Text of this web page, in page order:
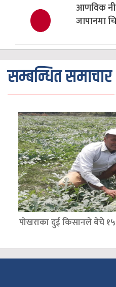
आणविक
जापानमा
सम्बन्धित समाचार
पोखराका दुई किसानले बेचे १५